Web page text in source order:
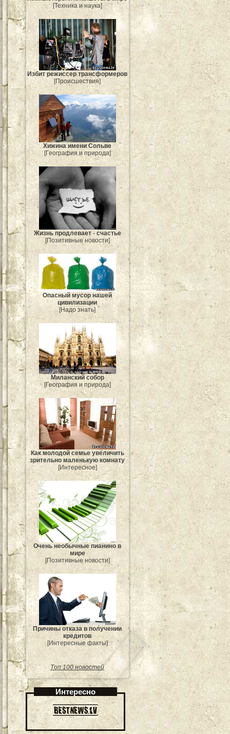
[Техника и наука]
Избит режиссер трансформеров
[Происшествия]
Хижина имени Сольве
[География и природа]
Жизнь продлевает - счастье
[Позитивные новости]
Опасный мусор нашей
цивилизации
[Надо знать]
Миланский собор
[География и природа]
Как молодой семье увеличить
зрительно маленькую комнату
[Интересное]
Очень необычные пианино в
мире
[Позитивные новости]
Причины отказа в получении
кредитов
[Интересные факты]
Топ 100 новостей
Интересно